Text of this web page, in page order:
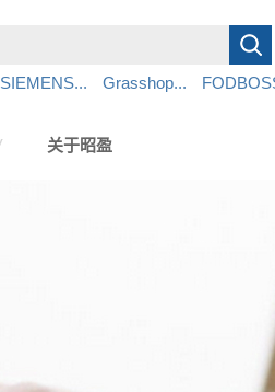
SIEMENS... Grasshop...
关于昭盈